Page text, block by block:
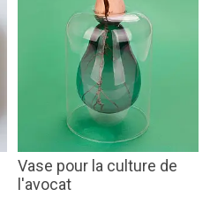
Vase pour la culture de
l'avocat